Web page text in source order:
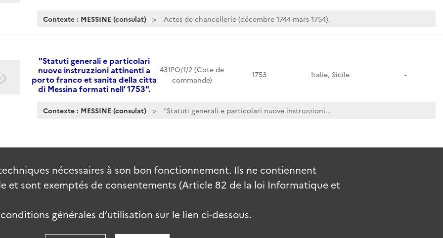
Contexte : MESSINE (consulat) Actes de chancellerie (décembre 1744-mars 1754).
"Statuti generali e particolari
nuove instruzzioni attinenti a
porto franco et sanita della citta
di Messina formati nell' 1753".
431PO/1/2 (Cote de
commande)
1753 Italie, Sicile -
Contexte : MESSINE (consulat) "Statuti generali e particolari nuove instruzzioni...
nécessaires à son bon fonctionnement. Ils ne contiennent
et sont exemptés de consentements (Article 82 de la loi Informatique et
générales d’utilisation sur le lien ci-dessous.